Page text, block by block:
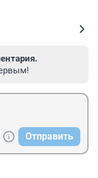
Отправить